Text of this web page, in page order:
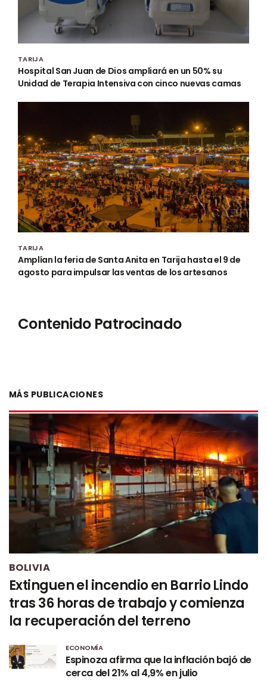
TARIJA
Hospital San Juan de Dios ampliará en un 50% su
Unidad de Terapia Intensiva con cinco nuevas camas
TARIJA
Amplían la feria de Santa Anita en Tarija hasta el 9 de
agosto para impulsar las ventas de los artesanos
Contenido Patrocinado
MÁS PUBLICACIONES
BOLIVIA
Extinguen el incendio en Barrio Lindo
tras 36 horas de trabajo y comienza
la recuperación del terreno
ECONOMÍA
Espinoza afirma que la inflación bajó de
cerca del 21% al 4,9% en julio